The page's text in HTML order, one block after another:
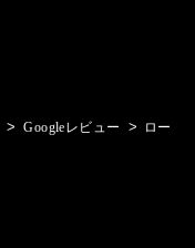
> Googleレビュー >
ロー